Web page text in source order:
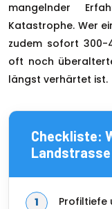
mangelnder
Katastrophe. Wer
zudem sofort 300-
oft noch
längst verhärtet ist.
Checkliste:
Profiltiefe